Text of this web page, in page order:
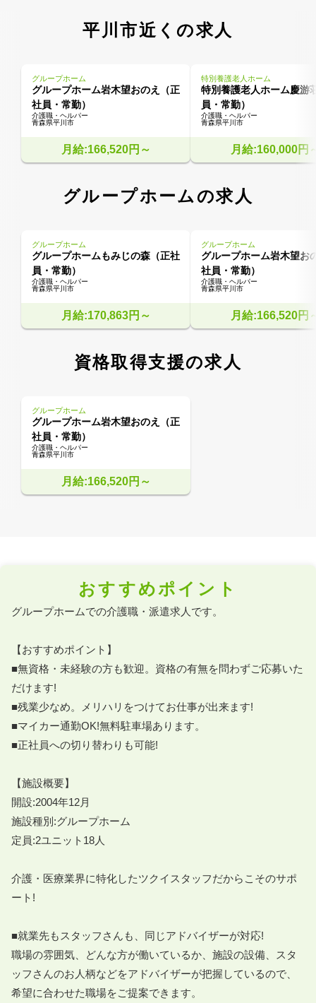
平川市近くの求人
グループホーム
グループホーム岩木望おのえ（正
社員・常勤）
介護職・ヘルパー
青森県平川市
月給:166,520円～
特別養護老人ホーム
特別養護老人ホーム慶游
員・常勤）
介護職・ヘルパー
青森県平川市
月給:160,000円
グループホームの求人
グループホーム
グループホームもみじの森（正社
員・常勤）
介護職・ヘルパー
青森県平川市
月給:170,863円～
グループホーム
グループホーム岩木望お
社員・常勤）
介護職・ヘルパー
青森県平川市
月給:166,520円
資格取得支援の求人
グループホーム
グループホーム岩木望おのえ（正
社員・常勤）
介護職・ヘルパー
青森県平川市
月給:166,520円～
おすすめポイント
グループホームでの介護職・派遣求人です。
【おすすめポイント】
■無資格・未経験の方も歓迎。資格の有無を問わずご応募いた
だけます!
■残業少なめ。メリハリをつけてお仕事が出来ます!
■マイカー通勤OK!無料駐車場あります。
■正社員への切り替わりも可能!
【施設概要】
開設:2004年12月
施設種別:グループホーム
定員:2ユニット18人
介護・医療業界に特化したツクイスタッフだからこそのサポ
ート!
■就業先もスタッフさんも、同じアドバイザーが対応!
職場の雰囲気、どんな方が働いているか、施設の設備、スタ
ッフさんのお人柄などをアドバイザーが把握しているので、
希望に合わせた職場をご提案できます。